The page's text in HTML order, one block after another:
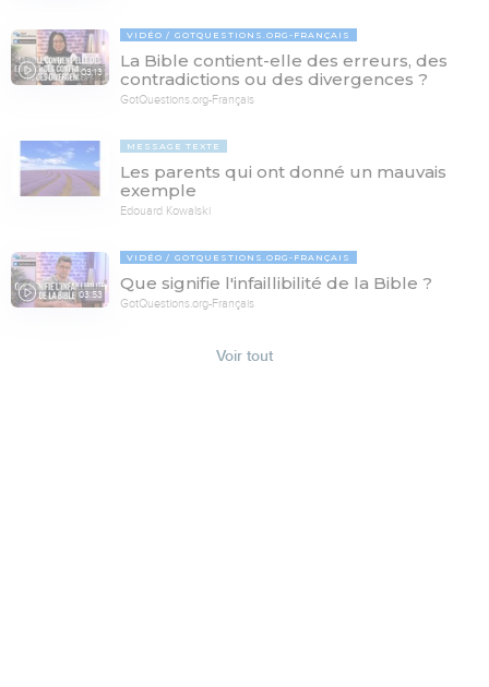
03:13
VIDÉO GOTQUESTIONS.ORG-FRANÇAIS
La Bible contient-elle des erreurs, des
contradictions ou des divergences ?
GotQuestions.org-Français
MESSAGE TEXTE
Les parents qui ont donné un mauvais
exemple
Edouard Kowalski
03:53
VIDÉO GOTQUESTIONS.ORG-FRANÇAIS
Que signifie l'infaillibilité de la Bible ?
GotQuestions.org-Français
Voir tout